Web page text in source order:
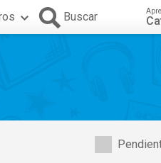
Buscar